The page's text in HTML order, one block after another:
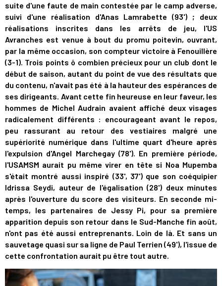
suite d'une faute de main contestée par le camp adverse,
suivi d'une réalisation d'Anas Lamrabette (93') ; deux
réalisations inscrites dans les arrêts de jeu, l'US
Avranches est venue à bout du promu poitevin, ouvrant,
par la même occasion, son compteur victoire à Fenouillère
(3-1). Trois points ô combien précieux pour un club dont le
début de saison, autant du point de vue des résultats que
du contenu, n'avait pas été à la hauteur des espérances de
ses dirigeants. Avant cette fin heureuse en leur faveur, les
hommes de Michel Audrain avaient affiché deux visages
radicalement différents : encourageant avant le repos,
peu rassurant au retour des vestiaires malgré une
supériorité numérique dans l'ultime quart d'heure après
l'expulsion d'Angel Marchegay (78'). En première période,
l'USAMSM aurait pu même virer en tête si Noa Mupemba
s'était montré aussi inspiré (33', 37') que son coéquipier
Idrissa Seydi, auteur de l'égalisation (28') deux minutes
après l'ouverture du score des visiteurs. En seconde mi-
temps, les partenaires de Jessy Pi, pour sa première
apparition depuis son retour dans le Sud-Manche fin août,
n'ont pas été aussi entreprenants. Loin de là. Et sans un
sauvetage quasi sur sa ligne de Paul Terrien (49'), l'issue de
cette confrontation aurait pu être tout autre.